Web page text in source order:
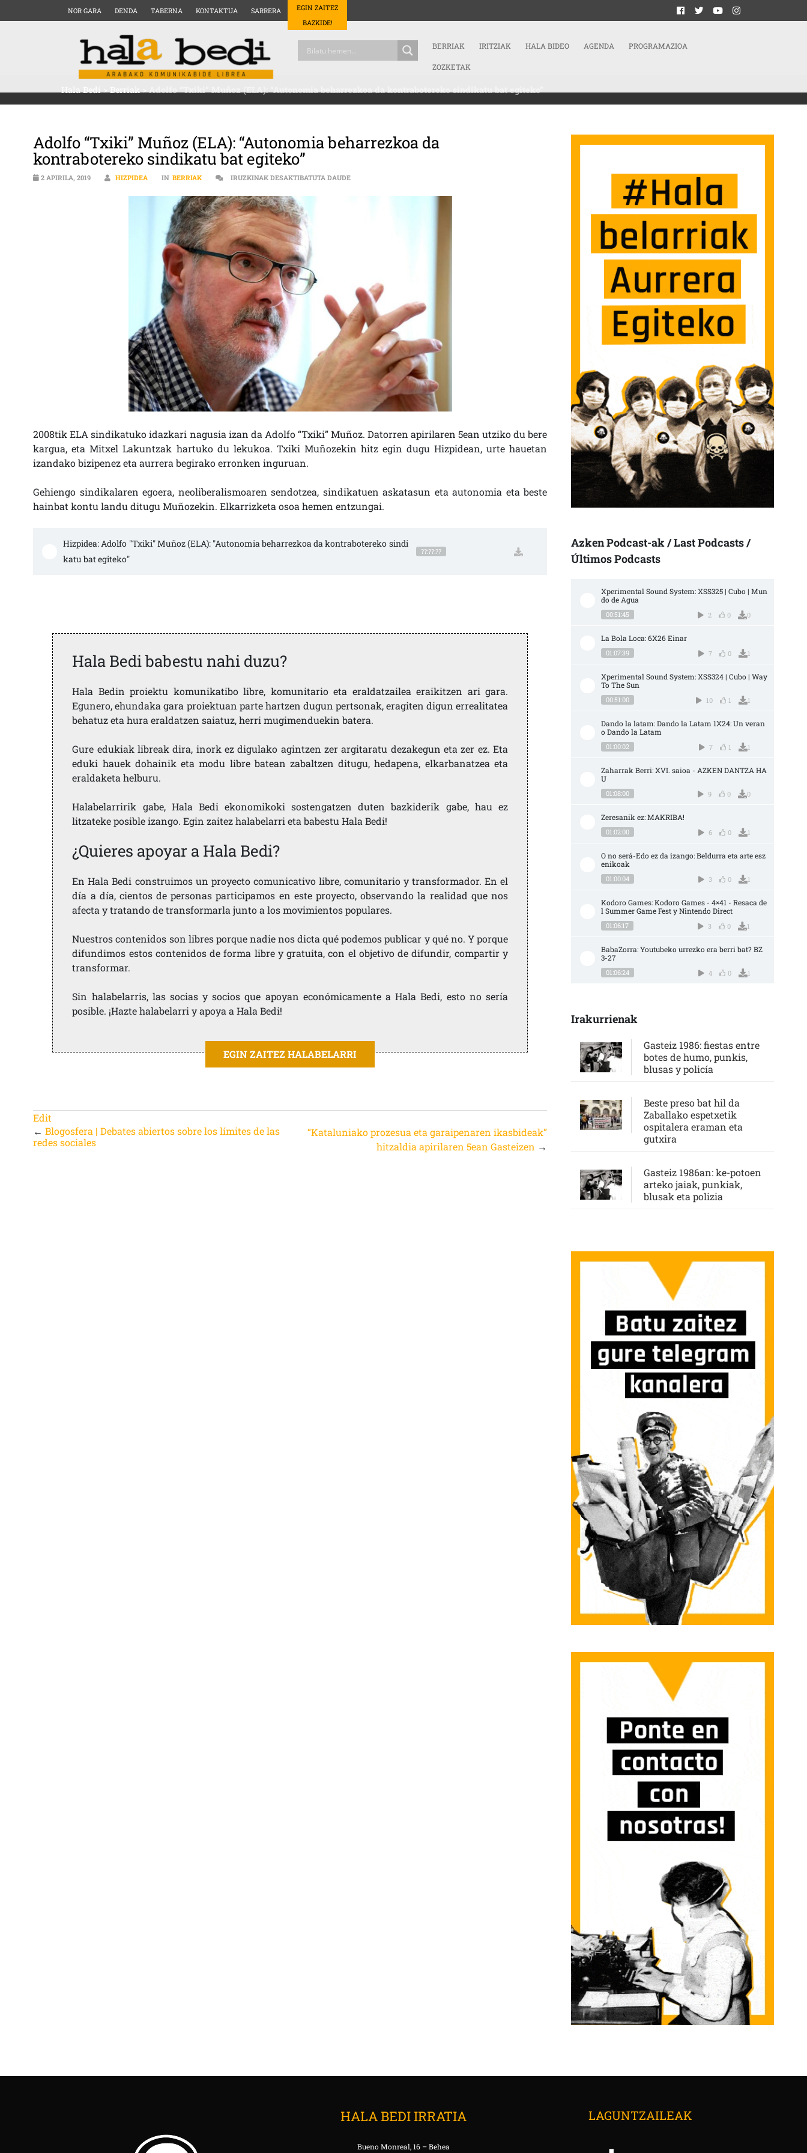
NOR GARA DENDA TABERNA KONTAKTUA SARRERA
EGIN ZAITEZ
BAZKIDE!
BERRIAK IRITZIAK HALA BIDEO AGENDA PROGRAMAZIOA
ZOZKETAK
Hala Bedi>Berriak>Adolfo “Txiki” Muñoz (ELA): “Autonomia beharrezkoa da kontrabotereko sindikatu bat egiteko”
Adolfo “Txiki” Muñoz (ELA): “Autonomia beharrezkoa da
kontrabotereko sindikatu bat egiteko”
2 APIRILA, 2019 HIZPIDEA IN BERRIAK IRUZKINAK DESAKTIBATUTA DAUDEADOLFO “TXIKI” MUÑOZ (ELA): “AUTONOMIA BEHARREZKOA DA KONTRABOTEREKO SINDIKATU BAT EGITEKO” SARRERAN
2008tik ELA sindikatuko idazkari nagusia izan da Adolfo “Txiki” Muñoz. Datorren apirilaren 5ean utziko du bere
kargua, eta Mitxel Lakuntzak hartuko du lekukoa. Txiki Muñozekin hitz egin dugu Hizpidean, urte hauetan
izandako bizipenez eta aurrera begirako erronken inguruan.
Gehiengo sindikalaren egoera, neoliberalismoaren sendotzea, sindikatuen askatasun eta autonomia eta beste
hainbat kontu landu ditugu Muñozekin. Elkarrizketa osoa hemen entzungai.
Hizpidea: Adolfo "Txiki" Muñoz (ELA): "Autonomia beharrezkoa da kontrabotereko sindi
katu bat egiteko"
??:??:??
Hala Bedi babestu nahi duzu?
Hala Bedin proiektu komunikatibo libre, komunitario eta eraldatzailea eraikitzen ari gara.
Egunero, ehundaka gara proiektuan parte hartzen dugun pertsonak, eragiten digun errealitatea
behatuz eta hura eraldatzen saiatuz, herri mugimenduekin batera.
Gure edukiak libreak dira, inork ez digulako agintzen zer argitaratu dezakegun eta zer ez. Eta
eduki hauek dohainik eta modu libre batean zabaltzen ditugu, hedapena, elkarbanatzea eta
eraldaketa helburu.
Halabelarririk gabe, Hala Bedi ekonomikoki sostengatzen duten bazkiderik gabe, hau ez
litzateke posible izango. Egin zaitez halabelarri eta babestu Hala Bedi!
¿Quieres apoyar a Hala Bedi?
En Hala Bedi construimos un proyecto comunicativo libre, comunitario y transformador. En el
día a día, cientos de personas participamos en este proyecto, observando la realidad que nos
afecta y tratando de transformarla junto a los movimientos populares.
Nuestros contenidos son libres porque nadie nos dicta qué podemos publicar y qué no. Y porque
difundimos estos contenidos de forma libre y gratuita, con el objetivo de difundir, compartir y
transformar.
Sin halabelarris, las socias y socios que apoyan económicamente a Hala Bedi, esto no sería
posible. ¡Hazte halabelarri y apoya a Hala Bedi!
EGIN ZAITEZ HALABELARRI
Edit
←Blogosfera | Debates abiertos sobre los límites de las
redes sociales
“Kataluniako prozesua eta garaipenaren ikasbideak”
hitzaldia apirilaren 5ean Gasteizen →
Azken Podcast-ak / Last Podcasts /
Últimos Podcasts
Xperimental Sound System: XSS325 | Cubo | Mun
do de Agua
00:51:45 2 0 0
La Bola Loca: 6X26 Einar
01:07:39 7 0 1
Xperimental Sound System: XSS324 | Cubo | Way
To The Sun
00:51:00 10 1 1
Dando la latam: Dando la Latam 1X24: Un veran
o Dando la Latam
01:00:02 7 1 1
Zaharrak Berri: XVI. saioa - AZKEN DANTZA HA
U
01:08:00 9 0 0
Zeresanik ez: MAKRIBA!
01:02:00 6 0 1
O no será-Edo ez da izango: Beldurra eta arte esz
enikoak
01:00:04 3 0 1
Kodoro Games: Kodoro Games - 4×41 - Resaca de
l Summer Game Fest y Nintendo Direct
01:06:17 3 0 1
BabaZorra: Youtubeko urrezko era berri bat? BZ
3-27
01:06:24 4 0 1
Irakurrienak
Gasteiz 1986: fiestas entre
botes de humo, punkis,
blusas y policía
Beste preso bat hil da
Zaballako espetxetik
ospitalera eraman eta
gutxira
Gasteiz 1986an: ke-potoen
arteko jaiak, punkiak,
blusak eta polizia
HALA BEDI IRRATIA
Bueno Monreal, 16 – Behea
LAGUNTZAILEAK